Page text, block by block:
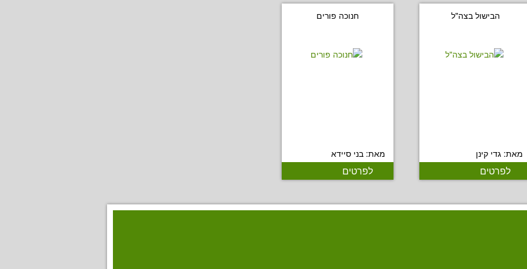
הבישול בצה"ל
מאת: גדי קינן
לפרטים
חנוכה פורים
מאת: בני סיידא
לפרטים